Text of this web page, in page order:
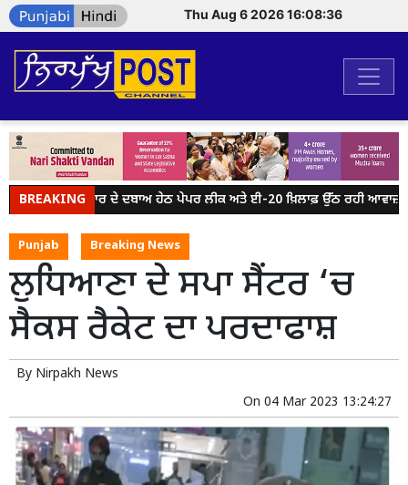
Thu Aug 6 2026 16:08:36
BREAKING
ਮੋਦੀ ਸਰਕਾਰ ਦੇ ਦਬਾਅ ਹੇਠ ਪੇਪਰ ਲੀਕ ਅਤੇ ਈ-20 ਖ਼ਿਲਾਫ਼ ਉੱਠ ਰਹੀ ਆਵਾਜ਼ ਨੂੰ
Punjab Breaking News
ਲੁਧਿਆਣਾ ਦੇ ਸਪਾ ਸੈਂਟਰ ‘ਚ
ਸੈਕਸ ਰੈਕੇਟ ਦਾ ਪਰਦਾਫਾਸ਼
By Nirpakh News
On 04 Mar 2023 13:24:27